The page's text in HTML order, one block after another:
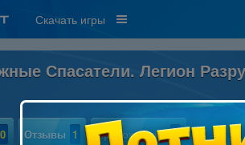
Скачать игры
Спасатели. Легион
0 Отзывы 1 Прохождение 0